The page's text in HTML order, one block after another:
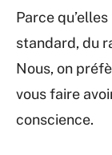
Parce
standard, du
Nous, on
vous faire
conscience.